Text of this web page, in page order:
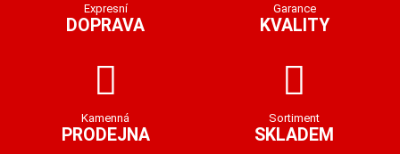
Expresní
DOPRAVA
Garance
KVALITY
Kamenná
PRODEJNA
Sortiment
SKLADEM